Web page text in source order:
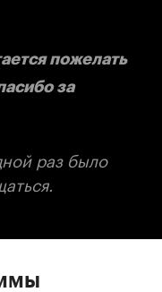
пожелать
за
раз было